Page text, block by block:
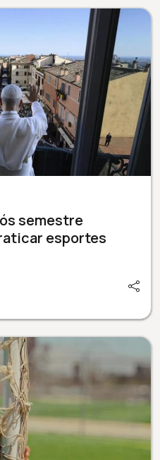
semestre
esportes